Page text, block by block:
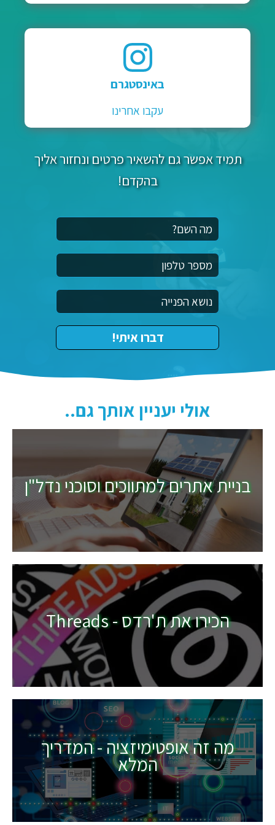
באינסטגרם
עקבו אחרינו
תמיד אפשר גם להשאיר פרטים ונחזור אליך
בהקדם!
אולי יעניין אותך גם..
בניית אתרים למתווכים וסוכני נדל"ן
הכירו את ת'רדס - Threads
מה זה אופטימיזציה - המדריך
המלא